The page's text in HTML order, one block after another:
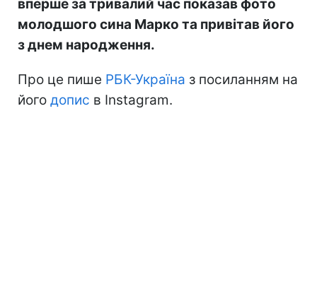
вперше за тривалий час показав фото
молодшого сина Марко та привітав його
з днем народження.
Про це пише РБК-Україна з посиланням на
його допис в Instagram.